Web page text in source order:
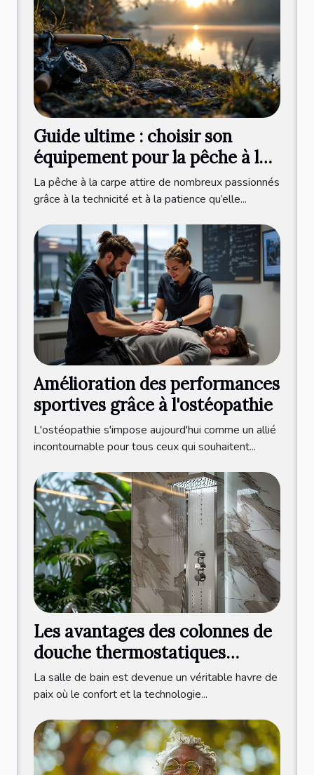
Guide ultime : choisir son
équipement pour la pêche à la
carpe ?
La pêche à la carpe attire de nombreux passionnés
grâce à la technicité et à la patience qu’elle...
Amélioration des performances
sportives grâce à l'ostéopathie
L'ostéopathie s'impose aujourd'hui comme un allié
incontournable pour tous ceux qui souhaitent...
Les avantages des colonnes de
douche thermostatiques
modernes
La salle de bain est devenue un véritable havre de
paix où le confort et la technologie...